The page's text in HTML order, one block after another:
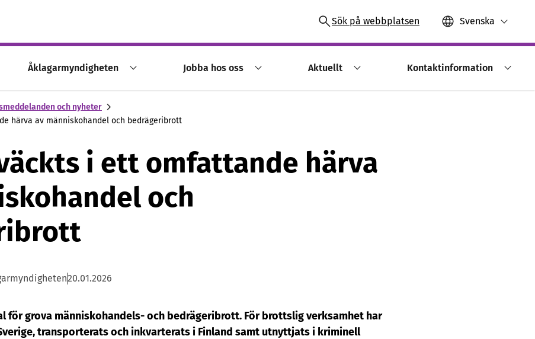
Sök på webbplatsen Svenska
Åklagarmyndigheten Jobba hos oss Aktuellt Kontaktinformation
och nyheter
härva av människohandel och bedrägeribrott
i ett omfattande härva
och
20.01.2026
för grova människohandels- och bedrägeribrott. För brottslig verksamhet har
transporterats och inkvarterats i Finland samt utnyttjats i kriminell